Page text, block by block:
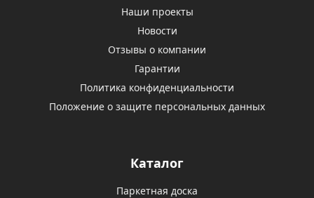
Наши проекты
Новости
Отзывы о компании
Гарантии
Политика конфиденциальности
Положение о защите персональных данных
Каталог
Паркетная доска